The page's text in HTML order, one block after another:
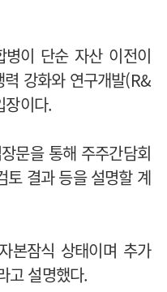
이 단순 자산 이전이
강화와 연구개발(R&
장이다.
문을 통해 주주간담회
토 결과 등을 설명할 계
본잠식 상태이며 추가
고 설명했다.